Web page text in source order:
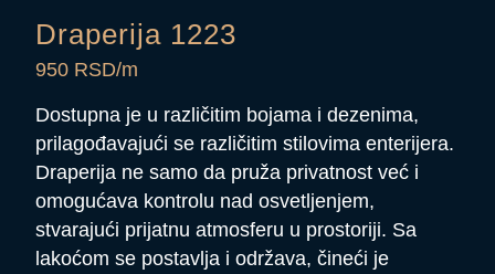
Draperija 1223
950 RSD/m
Dostupna je u različitim bojama i dezenima,
prilagođavajući se različitim stilovima enterijera.
Draperija ne samo da pruža privatnost već i
omogućava kontrolu nad osvetljenjem,
stvarajući prijatnu atmosferu u prostoriji. Sa
lakoćom se postavlja i održava, čineći je